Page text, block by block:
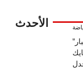
الأحدث